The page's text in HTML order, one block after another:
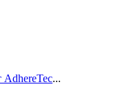
AdhereTec...